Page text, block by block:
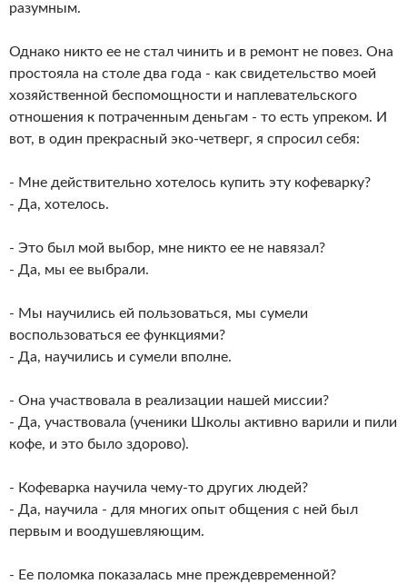
разумным.
Однако никто ее не стал чинить и в ремонт не повез. Она
простояла на столе два года - как свидетельство моей
хозяйственной беспомощности и наплевательского
отношения к потраченным деньгам - то есть упреком. И
вот, в один прекрасный эко-четверг, я спросил себя:
- Мне действительно хотелось купить эту кофеварку?
- Да, хотелось.
- Это был мой выбор, мне никто ее не навязал?
- Да, мы ее выбрали.
- Мы научились ей пользоваться, мы сумели
воспользоваться ее функциями?
- Да, научились и сумели вполне.
- Она участвовала в реализации нашей миссии?
- Да, участвовала (ученики Школы активно варили и пили
кофе, и это было здорово).
- Кофеварка научила чему-то других людей?
- Да, научила - для многих опыт общения с ней был
первым и воодушевляющим.
- Ее поломка показалась мне преждевременной?